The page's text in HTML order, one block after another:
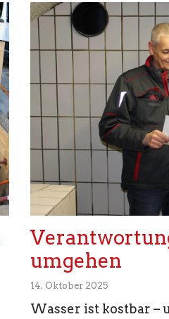
umgehen
14. Oktober 2025
Wasser ist kostbar –